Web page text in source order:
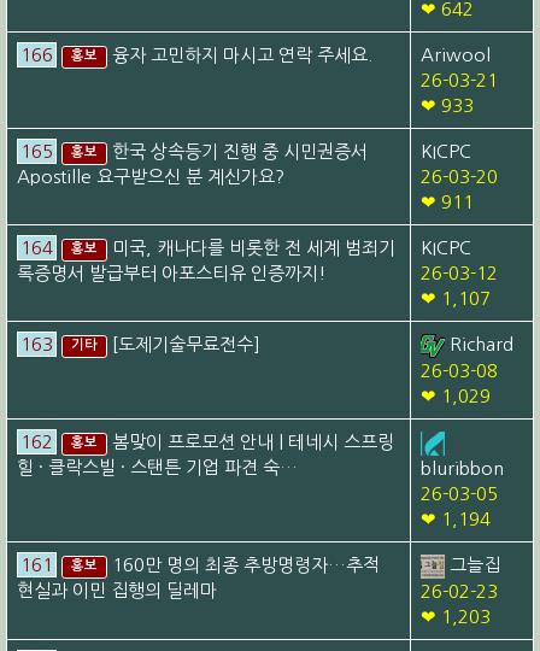
❤ 642
166 홍보 융자 고민하지 마시고 연락 주세요.
Ariwool
26-03-21
❤ 933
165 홍보
한국 상속등기 진행 중 시민권증서
Apostille 요구받으신 분 계신가요?
KICPC
26-03-20
❤ 911
164 홍보
미국, 캐나다를 비롯한 전 세계 범죄기
록증명서 발급부터 아포스티유 인증까지!
KICPC
26-03-12
❤ 1,107
163 기타 [도제기술무료전수]
Richard
26-03-08
❤ 1,029
162 홍보
봄맞이 프로모션 안내 | 테네시 스프링
힐 · 클락스빌 · 스탠튼 기업 파견 숙…
bluribbon
26-03-05
❤ 1,194
161 홍보
160만 명의 최종 추방명령자…추적
현실과 이민 집행의 딜레마
그늘집
26-02-23
❤ 1,203